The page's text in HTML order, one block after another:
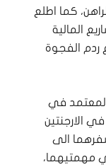
كما اطلع
المالية
ردم الفجوة
المعتمد في
الارجنتين
الى
مهمتيهما،